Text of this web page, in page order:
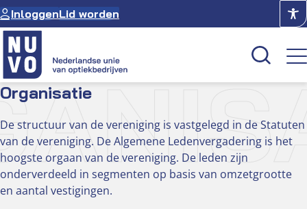
Ga
naar
de
inhoud
InloggenLid worden
Kenniscentrum
Academie
Over NUVO
Oculus
Organisatie
De structuur van de vereniging is vastgelegd in de Statuten
van de vereniging. De Algemene Ledenvergadering is het
hoogste orgaan van de vereniging. De leden zijn
onderverdeeld in segmenten op basis van omzetgrootte
en aantal vestigingen.